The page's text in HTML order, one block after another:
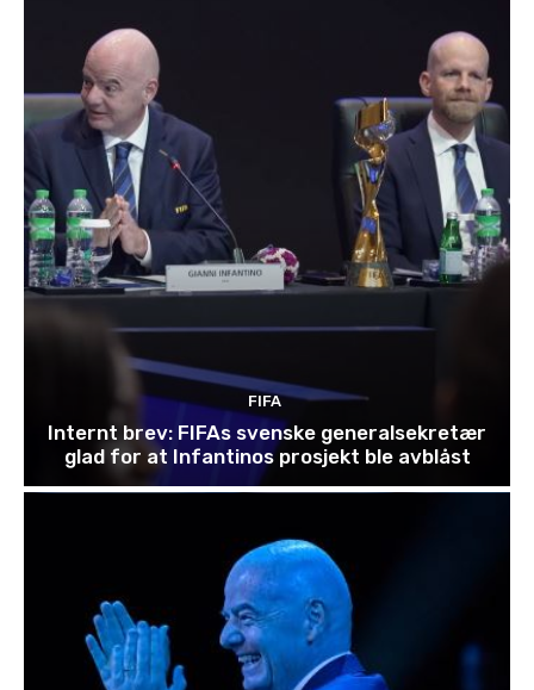
FIFA
Internt brev: FIFAs svenske generalsekretær
glad for at Infantinos prosjekt ble avblåst